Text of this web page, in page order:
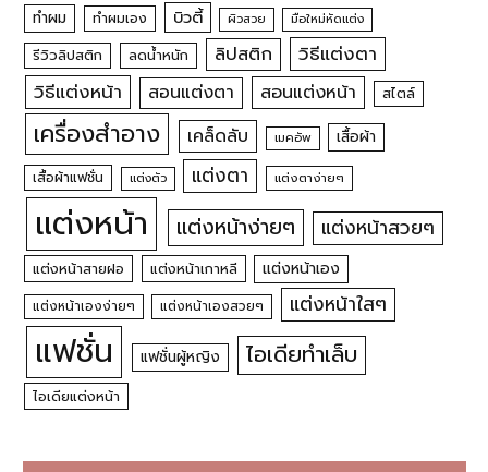
ทำผม ทำผมเอง บิวตี้ ผิวสวย มือใหม่หัดแต่ง
รีวิวลิปสติก ลดน้ำหนัก ลิปสติก
วิธีแต่งตา
วิธีแต่งหน้า
สอนแต่งตา สอนแต่งหน้า สไตล์
เครื่องสำอาง เคล็ดลับ เมคอัพ เสื้อผ้า
เสื้อผ้าแฟชั่น แต่งตัว แต่งตา แต่งตาง่ายๆ
แต่งหน้า แต่งหน้าง่ายๆ แต่งหน้าสวยๆ
แต่งหน้าสายฝอ แต่งหน้าเกาหลี แต่งหน้าเอง
แต่งหน้าเองง่ายๆ แต่งหน้าเองสวยๆ แต่งหน้าใสๆ
แฟชั่น แฟชั่นผู้หญิง ไอเดียทำเล็บ
ไอเดียแต่งหน้า